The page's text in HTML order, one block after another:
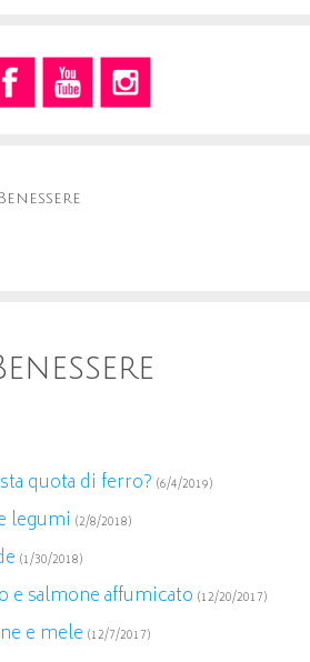
quota di ferro? (6/4/2019)
legumi (2/8/2018)
(1/30/2018)
e salmone affumicato (12/20/2017)
e mele (12/7/2017)